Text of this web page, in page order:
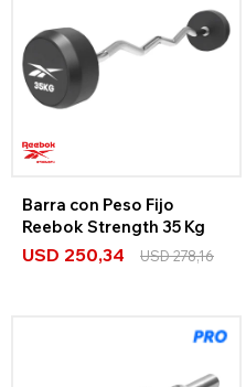
Barra con Peso Fijo
Reebok Strength 35 Kg
USD 250,34 USD278,16